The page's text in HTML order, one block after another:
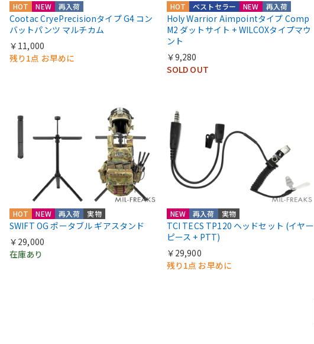
HOT NEW 再入荷
Cootac CryePrecisionタイプ G4 コン
バットパンツ マルチカム
￥11,000
残り1点 お早めに
HOT NEW 再入荷
ベストセラー
Holy Warrior Aimpointタイプ Comp
M2 ダットサイト + WILCOXタイプマウ
ント
￥9,280
SOLD OUT
HOT NEW 再入荷 実物
SWIFT OG ポータブル ギアスタンド
￥29,000
在庫あり
NEW 再入荷 実物
TCI TECS TP120 ヘッドセット (イヤー
ピース + PTT)
￥29,900
残り1点 お早めに